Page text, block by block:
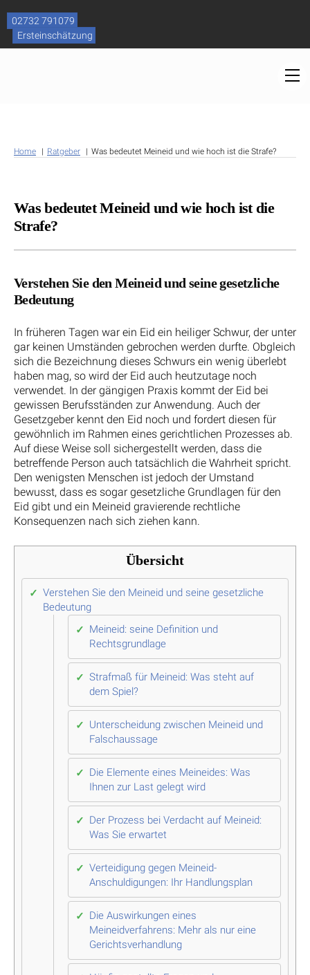
content
02732 791079
Ersteinschätzung
Home Ratgeber Was bedeutet Meineid und wie hoch ist die Strafe?
Was bedeutet Meineid und wie hoch ist die
Strafe?
Verstehen Sie den Meineid und seine gesetzliche
Bedeutung
In früheren Tagen war ein Eid ein heiliger Schwur, der unter
gar keinen Umständen gebrochen werden durfte. Obgleich
sich die Bezeichnung dieses Schwurs ein wenig überlebt
haben mag, so wird der Eid auch heutzutage noch
verwendet. In der gängigen Praxis kommt der Eid bei
gewissen Berufsständen zur Anwendung. Auch der
Gesetzgeber kennt den Eid noch und fordert diesen für
gewöhnlich im Rahmen eines gerichtlichen Prozesses ab.
Auf diese Weise soll sichergestellt werden, dass die
betreffende Person auch tatsächlich die Wahrheit spricht.
Den wenigsten Menschen ist jedoch der Umstand
bewusst, dass es sogar gesetzliche Grundlagen für den
Eid gibt und ein Meineid gravierende rechtliche
Konsequenzen nach sich ziehen kann.
Übersicht
Verstehen Sie den Meineid und seine gesetzliche
Bedeutung
Meineid: seine Definition und
Rechtsgrundlage
Strafmaß für Meineid: Was steht auf
dem Spiel?
Unterscheidung zwischen Meineid und
Falschaussage
Die Elemente eines Meineides: Was
Ihnen zur Last gelegt wird
Der Prozess bei Verdacht auf Meineid:
Was Sie erwartet
Verteidigung gegen Meineid-
Anschuldigungen: Ihr Handlungsplan
Die Auswirkungen eines
Meineidverfahrens: Mehr als nur eine
Gerichtsverhandlung